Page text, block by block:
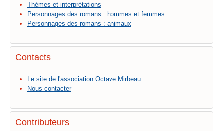
Thèmes et interprétations
Personnages des romans : hommes et femmes
Personnages des romans : animaux
Contacts
Le site de l'association Octave Mirbeau
Nous contacter
Contributeurs